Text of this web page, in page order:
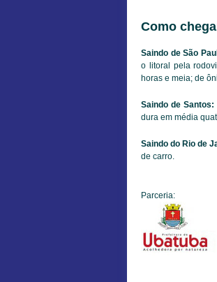
Como
Saindo de São
o litoral pela
horas e meia; de
Saindo de Santos:
dura em média
Saindo do Rio de
de carro.
Parceria: